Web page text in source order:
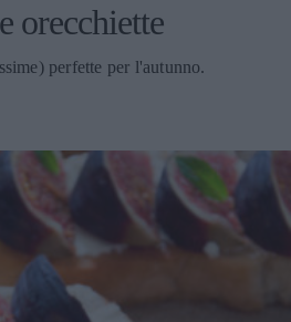
orecchiette
perfette per l'autunno.